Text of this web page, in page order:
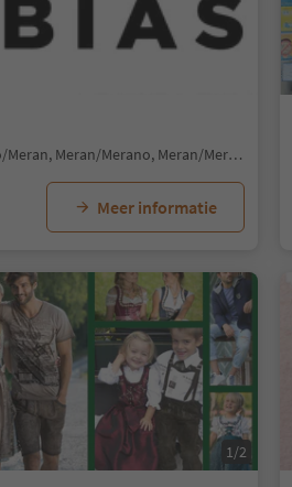
Merano/Meran, Meran/Merano, Meran/Merano and environs
Meer informatie
1/2